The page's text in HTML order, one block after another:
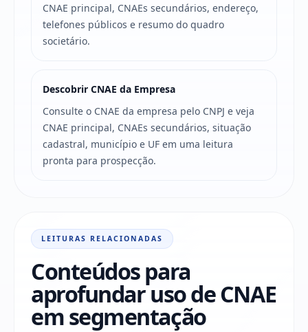
CNAE principal, CNAEs secundários, endereço,
telefones públicos e resumo do quadro
societário.
Descobrir CNAE da Empresa
Consulte o CNAE da empresa pelo CNPJ e veja
CNAE principal, CNAEs secundários, situação
cadastral, município e UF em uma leitura
pronta para prospecção.
LEITURAS RELACIONADAS
Conteúdos para
aprofundar uso de CNAE
em segmentação